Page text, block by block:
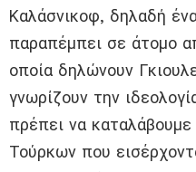
Καλάσνικοφ, δηλαδή
παραπέμπει σε άτομο
οποία δηλώνουν
γνωρίζουν την
πρέπει να καταλάβουμε
Τούρκων που